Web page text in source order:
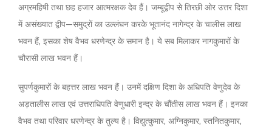
अग्रमहिषी तथा छह हजार आत्मरक्षक देव हैं। जम्बूद्वीप से तिरछी ओर उत्तर दिशा
में असंख्यात द्वीप—समुद्रों का उल्लंघन करके भूतानंद नागेन्द्र के चालीस लाख
भवन हैं, इसका शेष वैभव धरणेन्द्र के समान है। ये सब मिलाकर नागकुमारों के
चौरासी लाख भवन हैं।
सुपर्णकुमारों के बहत्तर लाख भवन हैं। उनमें दक्षिण दिशा के अधिपति वेणुदेव के
अड़तालीस लाख एवं उत्तराधिपति वेणुधारी इन्द्र के चौंतीस लाख भवन हैं। इनका
वैभव तथा परिवार धरणेन्द्र के तुल्य है। विद्युत्कुमार, अग्निकुमार, स्तनितकुमार,